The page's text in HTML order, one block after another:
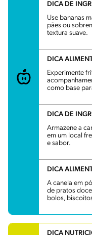
DICA DE
Use bananas
pães ou
textura suave.
DICA
Experimente
como base
DICA DE
Armazene a
em um local
e sabor.
DICA
A canela em
de pratos
bolos,
DICA